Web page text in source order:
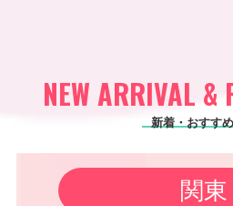
NEW ARRIVAL &
新着・おすす
関東